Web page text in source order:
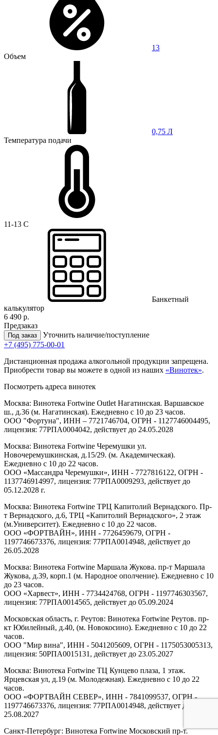
13
Объем
0,75 Л
Температура подачи
11-13 C
Банкетный
калькулятор
6 490 р.
Предзаказ
Под заказ
Уточнить наличие/поступление
+7 (495) 775-00-01
Дистанционная продажа алкогольной продукции запрещена.
Приобрести товар вы можете в одной из наших «Винотек».
Посмотреть адреса винотек
Москва: Винотека Fortwine Outlet Нагатинская. Варшавское
ш., д.36 (м. Нагатинская). Ежедневно с 10 до 23 часов.
ООО "Фортуна", ИНН – 7721746704, ОГРН - 1127746004495,
лицензия: 77РПА0004042, действует до 24.05.2028
Москва: Винотека Fortwine Черемушки ул.
Новочеремушкинская, д.15/29. (м. Академическая).
Ежедневно с 10 до 22 часов.
ООО «Массандра Черемушки», ИНН - 7727816122, ОГРН -
1137746914997, лицензия: 77РПА0009293, действует до
05.12.2028 г.
Москва: Винотека Fortwine ТРЦ Капитолий Вернадского. Пр-
т Вернадского, д.6, ТРЦ «Капитолий Вернадского», 2 этаж
(м.Университет). Ежедневно с 10 до 22 часов.
ООО «ФОРТВАЙН», ИНН - 7726459679, ОГРН -
1197746673376, лицензия: 77РПА0014948, действует до
26.05.2028
Москва: Винотека Fortwine Маршала Жукова. пр-т Маршала
Жукова, д.39, корп.1 (м. Народное ополчение). Ежедневно с 10
до 23 часов.
ООО «Харвест», ИНН - 7734424768, ОГРН - 1197746303567,
лицензия: 77РПА0014565, действует до 05.09.2024
Московская область, г. Реутов: Винотека Fortwine Реутов. пр-
кт Юбилейный, д.40, (м. Новокосино). Ежедневно с 10 до 22
часов.
ООО "Мир вина", ИНН - 5041205609, ОГРН - 1175053005313,
лицензия: 50РПА0015131, действует до 23.05.2027
Москва: Винотека Fortwine ТЦ Кунцево плаза, 1 этаж.
Ярцевская ул, д.19 (м. Молодежная). Ежедневно с 10 до 22
часов.
ООО «ФОРТВАЙН СЕВЕР», ИНН - 7841099537, ОГРН -
1197746673376, лицензия: 77РПА0014948, действует до
25.08.2027
Санкт-Петербург: Винотека Fortwine Московский пр-т.